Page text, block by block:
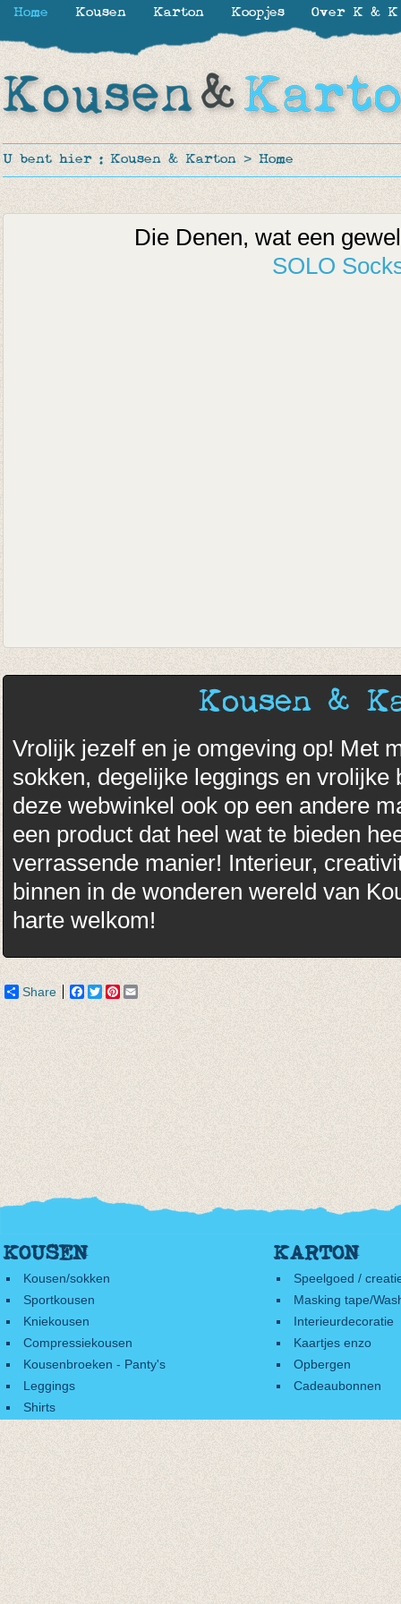
U bent hier : Kousen & Karton > Home
Die Denen, wat een
SOLO
Kousen &
Vrolijk jezelf en je omgeving op! Met
sokken, degelijke leggings en vrolijke
deze webwinkel ook op een andere
een product dat heel wat te bieden
verrassende manier! Interieur,
binnen in de wonderen wereld van
harte welkom!
Share Facebook
TwitterPinterest
KOUSEN
Kousen/sokken
Sportkousen
Kniekousen
Compressiekousen
Kousenbroeken - Panty's
Leggings
Shirts
KARTON
Speelgoed /
Masking tape/
Interieurdecoratie
Kaartjes enzo
Opbergen
Cadeaubonnen
Home Kousen Karton Koopjes Over K & K